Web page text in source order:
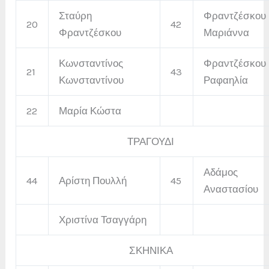
20
Σταύρη
Φραντζέσκου
42
Φραντζέσκου
Μαριάννα
21
Κωνσταντίνος
Κωνσταντίνου
43
Φραντζέσκου
Ραφαηλία
22 Μαρία Κώστα
ΤΡΑΓΟΥΔΙ
44 Αρίστη Πουλλή 45
Αδάμος
Αναστασίου
Χριστίνα Τσαγγάρη
ΣΚΗΝΙΚΑ